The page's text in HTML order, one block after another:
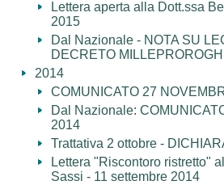
Lettera aperta alla Dott.ssa
2015
Dal Nazionale - NOTA SU
DECRETO
2014
COMUNICATO 27
Dal Nazionale:
2014
Trattativa 2 ottobre -
Lettera "Riscontoro ristretto"
Sassi - 11 settembre 2014